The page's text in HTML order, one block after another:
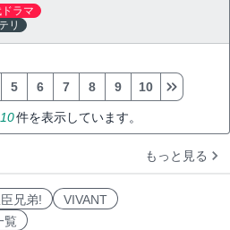
ラマ
リ
10件を表示しています。
5 6 7 8 9 10
もっと見る
兄弟!
VIVANT
覧